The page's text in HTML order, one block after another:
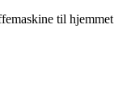
til hjemmet